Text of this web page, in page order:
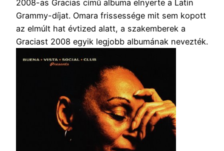
2008-as Gracias című albuma elnyerte a Latin
Grammy-díjat. Omara frissessége mit sem kopott
az elmúlt hat évtized alatt, a szakemberek a
Graciast 2008 egyik legjobb albumának nevezték.